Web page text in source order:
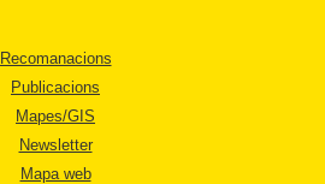
Recomanacions
Publicacions
Mapes/GIS
Newsletter
Mapa web